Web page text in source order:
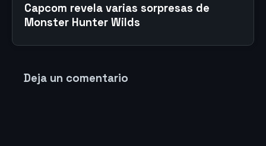
Capcom revela varias sorpresas de
Monster Hunter Wilds
Deja un comentario